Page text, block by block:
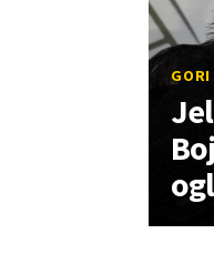
GORI